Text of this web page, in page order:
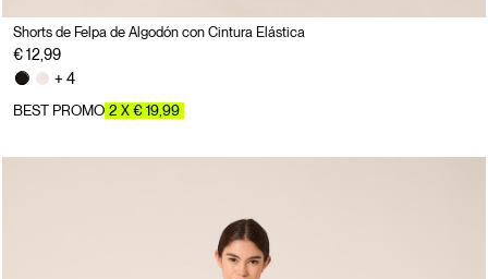
Shorts de Felpa de Algodón con Cintura Elástica
€ 12,99
+ 4
BEST PROMO 2 X € 19,99